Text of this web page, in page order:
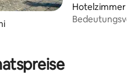
5, 3 Bewertungen
Hotelzimmer